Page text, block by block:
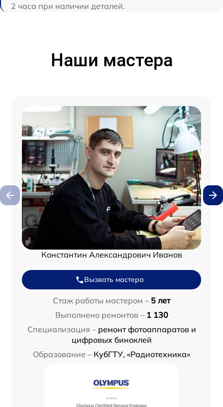
2 часа при наличии деталей.
Наши мастера
Константин Александрович Иванов
Вызвать мастера
Стаж работы мастером – 5 лет
Выполнено ремонтов – 1 130
Специализация – ремонт фотоаппаратов и
цифровых биноклей
Образование – КубГТУ, «Радиотехника»